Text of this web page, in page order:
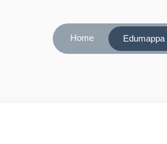
Home Edumappa